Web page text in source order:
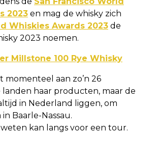
2023 en mag de whisky zich
Whiskies Awards 2023 de
2023 noemen.
Millstone 100 Rye Whisky
momenteel aan zo’n 26
haar producten, maar de
in Nederland liggen, om
Baarle-Nassau.
kan langs voor een tour.